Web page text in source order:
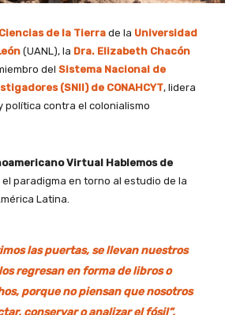
de la Tierra de la Universidad
(UANL), la Dra. Elizabeth Chacón
del Sistema Nacional de
(SNII) de CONAHCYT, lidera
política contra el colonialismo
Virtual Hablemos de
paradigma en torno al estudio de la
Latina.
las puertas, se llevan nuestros
regresan en forma de libros o
porque no piensan que nosotros